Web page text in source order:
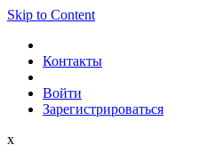
Skip to Content
Контакты
Войти
Зарегистрироваться
x